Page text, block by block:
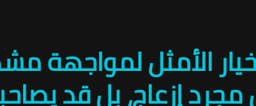
الأمثل لمواجهة
إزعاج، بل قد